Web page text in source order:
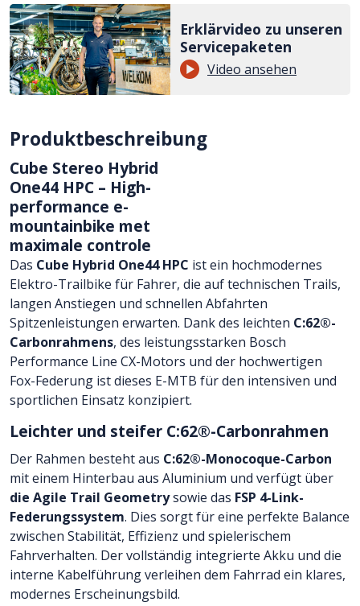
Erklärvideo zu unseren
Servicepaketen
Video ansehen
Produktbeschreibung
Cube Stereo Hybrid
One44 HPC – High-
performance e-
mountainbike met
maximale controle
Das Cube Hybrid One44 HPC ist ein hochmodernes
Elektro-Trailbike für Fahrer, die auf technischen Trails,
langen Anstiegen und schnellen Abfahrten
Spitzenleistungen erwarten. Dank des leichten C:62®-
Carbonrahmens, des leistungsstarken Bosch
Performance Line CX-Motors und der hochwertigen
Fox-Federung ist dieses E-MTB für den intensiven und
sportlichen Einsatz konzipiert.
Leichter und steifer C:62®-Carbonrahmen
Der Rahmen besteht aus C:62®-Monocoque-Carbon
mit einem Hinterbau aus Aluminium und verfügt über
die Agile Trail Geometrysowie das FSP 4-Link-
Federungssystem. Dies sorgt für eine perfekte Balance
zwischen Stabilität, Effizienz und spielerischem
Fahrverhalten. Der vollständig integrierte Akku und die
interne Kabelführung verleihen dem Fahrrad ein klares,
modernes Erscheinungsbild.